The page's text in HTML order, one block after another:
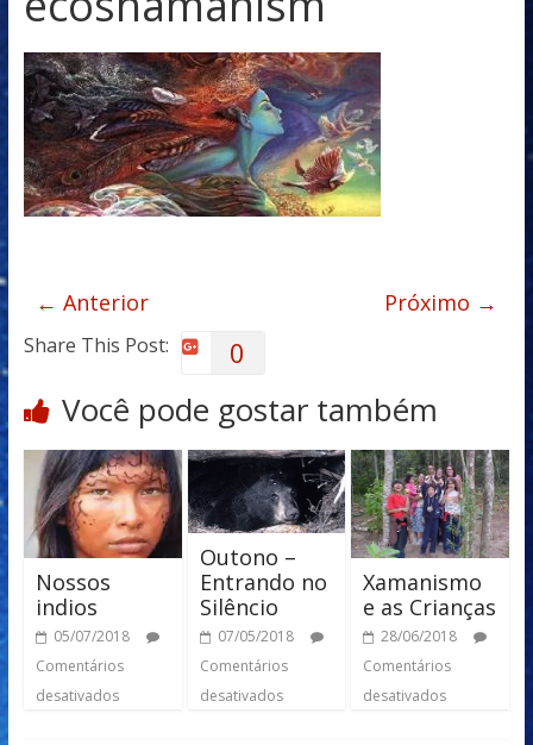
← Anterior Próximo →
Share This Post: 0
Você pode gostar também
Nossos
indios
05/07/2018
Comentários
desativados
Outono –
Entrando no
Silêncio
07/05/2018
Comentários
desativados
Xamanismo
e as Crianças
28/06/2018
Comentários
desativados